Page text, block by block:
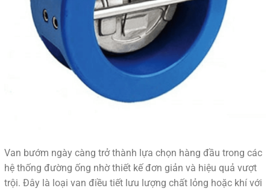
Van bướm ngày càng trở thành lựa chọn hàng đầu trong các
hệ thống đường ống nhờ thiết kế đơn giản và hiệu quả vượt
trội. Đây là loại van điều tiết lưu lượng chất lỏng hoặc khí với